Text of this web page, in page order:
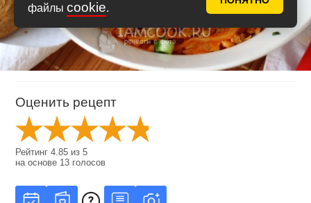
файлы cookie.
Оценить рецепт
Рейтинг4.85 из5
на основе 13 голосов